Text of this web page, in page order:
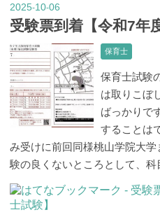
2025-10-06
受験票到着【令和7年
保育士
保育士試験
は取りこぼ
ばっかりで
することは
み受けに前回同様桃山学院大
験の良くないところとして、